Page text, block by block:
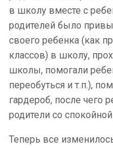
в школу вместе с
родителей было
своего ребенка (как
классов) в школу,
школы, помогали
переобуться и т.п.),
гардероб, после чего
родители со
Теперь все